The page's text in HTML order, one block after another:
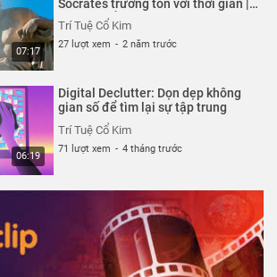
07:17
Socrates trường tồn với thời gian |
Trí Tuệ Cổ Kim
Trí Tuệ Cổ Kim
27 lượt xem - 2 năm trước
06:19
Digital Declutter: Dọn dẹp không
gian số để tìm lại sự tập trung
Trí Tuệ Cổ Kim
71 lượt xem - 4 tháng trước